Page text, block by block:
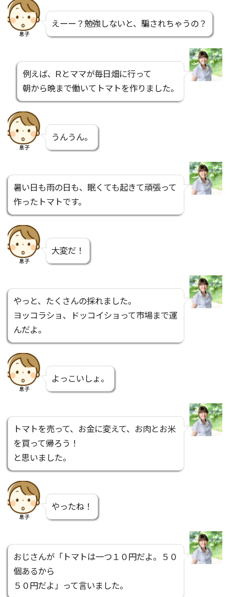
息子
えーー？勉強しないと、騙されちゃうの？
例えば、Rとママが毎日畑に行って
朝から晩まで働いてトマトを作りました。
息子
うんうん。
暑い日も雨の日も、眠くても起きて頑張って
作ったトマトです。
息子
大変だ！
やっと、たくさんの採れました。
ヨッコラショ、ドッコイショって市場まで運
んだよ。
息子
よっこいしょ。
トマトを売って、お金に変えて、お肉とお米
を買って帰ろう！
と思いました。
息子
やったね！
おじさんが「トマトは一つ１０円だよ。５０
個あるから
５０円だよ」って言いました。